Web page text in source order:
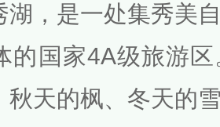
湖，是一处集秀美
的国家4A级旅游
秋天的枫、冬天的